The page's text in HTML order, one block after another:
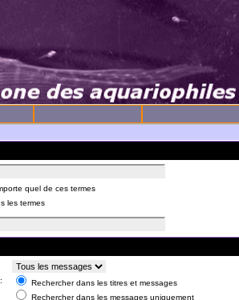
quel de ces termes
les termes
Rechercher dans les titres et messages
Rechercher dans les messages uniquement